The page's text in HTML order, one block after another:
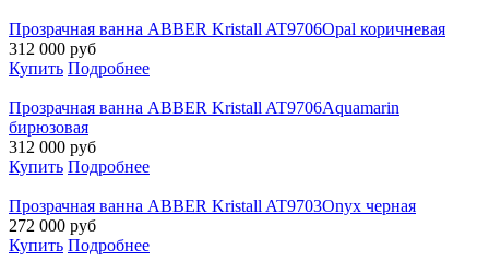
Прозрачная ванна ABBER Kristall AT9706Opal коричневая
312 000 руб
Купить Подробнее
Прозрачная ванна ABBER Kristall AT9706Aquamarin
бирюзовая
312 000 руб
Купить Подробнее
Прозрачная ванна ABBER Kristall AT9703Onyx черная
272 000 руб
Купить Подробнее